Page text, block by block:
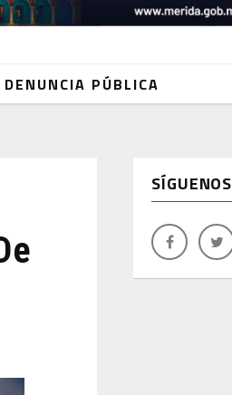
DENUNCIA PÚBLICA
SÍGUENOS